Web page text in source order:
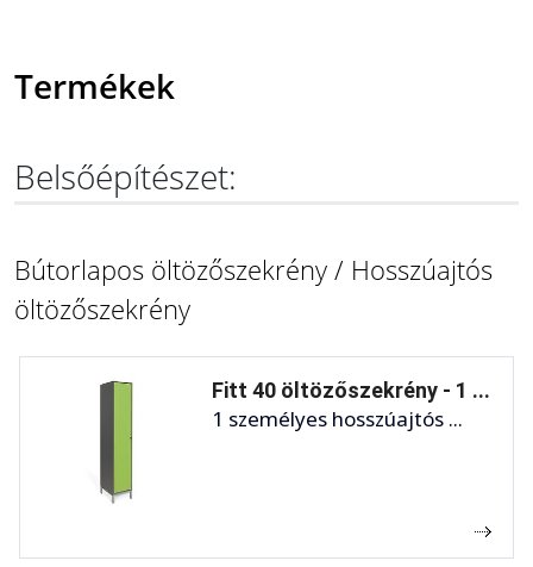
Termékek
Belsőépítészet:
Bútorlapos öltözőszekrény / Hosszúajtós
öltözőszekrény
Fitt 40 öltözőszekrény - 1 ...
1 személyes hosszúajtós ...